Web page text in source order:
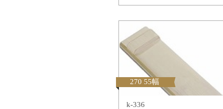
270 55幅
k-336